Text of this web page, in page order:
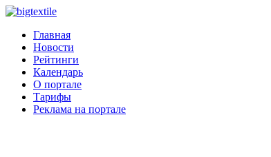
Главная
Новости
Рейтинги
Календарь
О портале
Тарифы
Реклама на портале